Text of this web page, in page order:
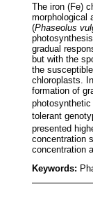
The iron (Fe)
morphological
(Phaseolus
gradual
but with the
the
chloroplasts.
formation of
photosynthetic
tolerant
presented
concentration
concentration
Keywords: